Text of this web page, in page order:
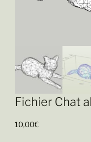
Fichier Chat
10,00€